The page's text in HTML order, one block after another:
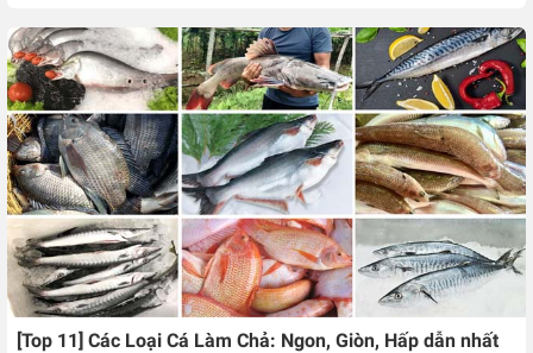
[Top 11] Các Loại Cá Làm Chả: Ngon, Giòn, Hấp dẫn nhất